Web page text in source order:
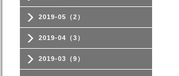
2019-05（2）
2019-04（3）
2019-03（9）